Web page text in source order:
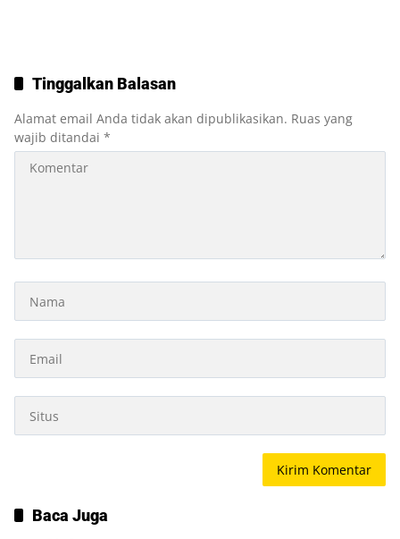
Tinggalkan Balasan
Alamat email Anda tidak akan dipublikasikan. Ruas yang
wajib ditandai *
Baca Juga